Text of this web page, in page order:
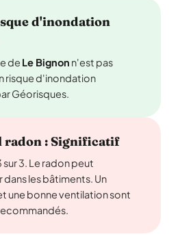
d'inondation
de Le Bignon n'est pas
risque d'inondation
Géorisques.
radon : Significatif
3. Le radon peut
les bâtiments. Un
une bonne ventilation sont